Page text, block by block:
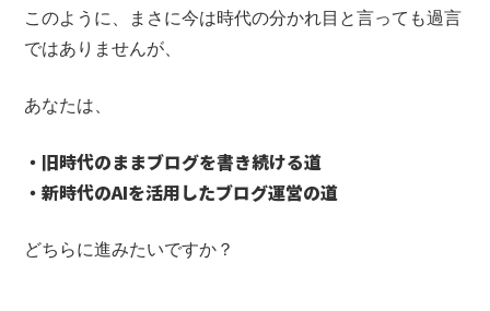
このように、まさに今は時代の分かれ目と言っても過言
ではありませんが、
あなたは、
・旧時代のままブログを書き続ける道
・新時代のAIを活用したブログ運営の道
どちらに進みたいですか？